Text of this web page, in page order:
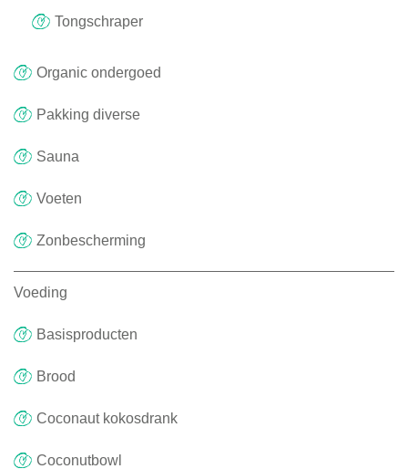
Tongschraper
Organic ondergoed
Pakking diverse
Sauna
Voeten
Zonbescherming
Voeding
Basisproducten
Brood
Coconaut kokosdrank
Coconutbowl